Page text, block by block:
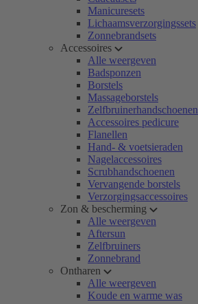
Manicuresets
Lichaamsverzorgingssets
Zonnebrandsets
Accessoires
Alle weergeven
Badsponzen
Borstels
Massageborstels
Zelfbruinerhandschoenen
Accessoires pedicure
Flanellen
Hand- & voetsieraden
Nagelaccessoires
Scrubhandschoenen
Vervangende borstels
Verzorgingsaccessoires
Zon & bescherming
Alle weergeven
Aftersun
Zelfbruiners
Zonnebrand
Ontharen
Alle weergeven
Koude en warme was